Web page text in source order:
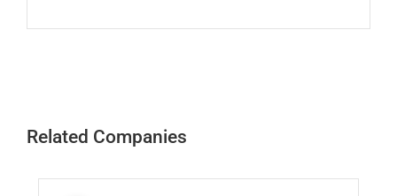
Related Companies